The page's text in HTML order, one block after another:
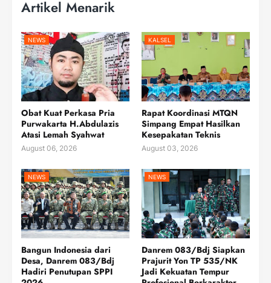
Artikel Menarik
NEWS
Obat Kuat Perkasa Pria
Purwakarta H.Abdulazis
Atasi Lemah Syahwat
August 06, 2026
KALSEL
Rapat Koordinasi MTQN
Simpang Empat Hasilkan
Kesepakatan Teknis
August 03, 2026
NEWS
Bangun Indonesia dari
Desa, Danrem 083/Bdj
Hadiri Penutupan SPPI
NEWS
Danrem 083/Bdj Siapkan
Prajurit Yon TP 535/NK
Jadi Kekuatan Tempur